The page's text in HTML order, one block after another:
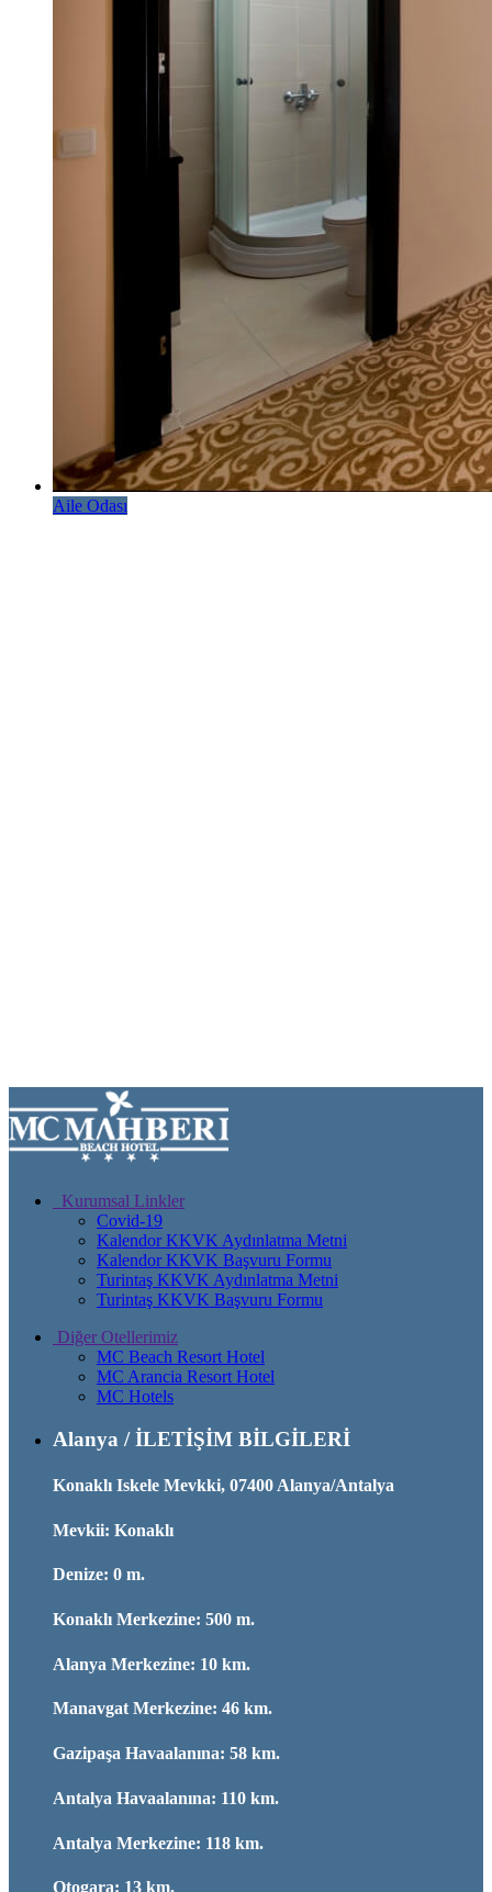
Aile Odası
Kurumsal Linkler
Covid-19
Kalendor KKVK Aydınlatma Metni
Kalendor KKVK Başvuru Formu
Turintaş KKVK Aydınlatma Metni
Turintaş KKVK Başvuru Formu
Diğer Otellerimiz
MC Beach Resort Hotel
MC Arancia Resort Hotel
MC Hotels
Alanya / İLETİŞİM BİLGİLERİ
Konaklı Iskele Mevkki, 07400 Alanya/Antalya
Mevkii: Konaklı
Denize: 0 m.
Konaklı Merkezine: 500 m.
Alanya Merkezine: 10 km.
Manavgat Merkezine: 46 km.
Gazipaşa Havaalanına: 58 km.
Antalya Havaalanına: 110 km.
Antalya Merkezine: 118 km.
Otogara: 13 km.